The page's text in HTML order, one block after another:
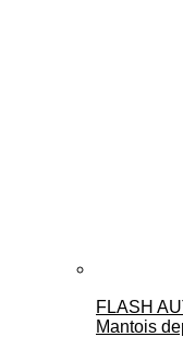
FLASH
Mantois